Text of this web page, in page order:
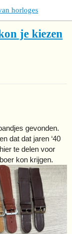
horloges
je kiezen
gevonden.
dat dat jaren ‘40
te delen voor
kon krijgen.